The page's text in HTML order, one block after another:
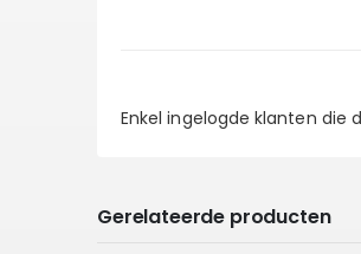
Enkel ingelogde klanten die
Gerelateerde producten